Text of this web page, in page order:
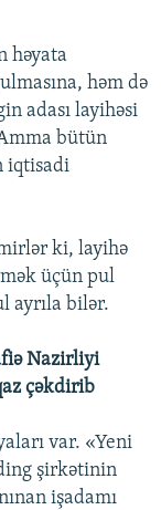
həyata
həm də
adası layihəsi
bütün
iqtisadi
ki, layihə
üçün pul
ayrıla bilər.
Nazirliyi
çəkdirib
var. «Yeni
şirkətinin
işadamı